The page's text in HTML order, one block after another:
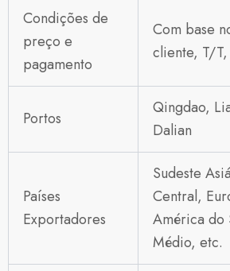
Condições de
preço e
pagamento
Com base
cliente, T/
Portos
Qingdao,
Dalian
Países
Exportadores
Sudeste
Central,
América do
Médio, etc.